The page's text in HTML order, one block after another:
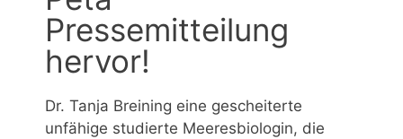
Pressemitteilung
hervor!
Dr. Tanja Breining eine gescheiterte
unfähige studierte Meeresbiologin, die